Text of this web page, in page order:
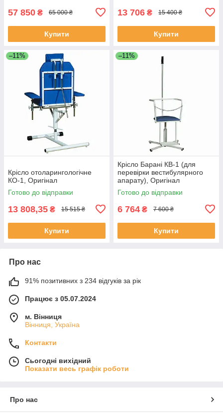
57 850 ₴ 65 000 ₴
Купити
13 706 ₴ 15 400 ₴
Купити
–11%
Крісло отоларингологічне
КО-1, Оригінал
Готово до відправки
13 808,35 ₴ 15 515 ₴
Купити
–11%
Крісло Барані КВ-1 (для
перевірки вестибулярного
апарату), Оригінал
Готово до відправки
6 764 ₴ 7 600 ₴
Купити
Про нас
91% позитивних з 234 відгуків за рік
Працює з 05.07.2024
м. Вінниця
Вінниця, Україна
Контакти
Сьогодні вихідний
Показати весь графік роботи
Про нас